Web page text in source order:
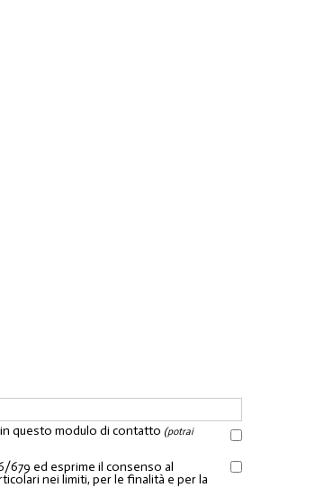
questo modulo di contatto (potrai
679 ed esprime il consenso al
nei limiti, per le finalità e per la